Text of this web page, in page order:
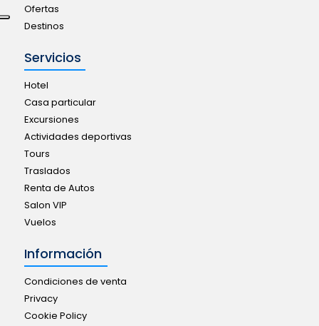
Ofertas
Destinos
Servicios
Hotel
Casa particular
Excursiones
Actividades deportivas
Tours
Traslados
Renta de Autos
Salon VIP
Vuelos
Información
Condiciones de venta
Privacy
Cookie Policy